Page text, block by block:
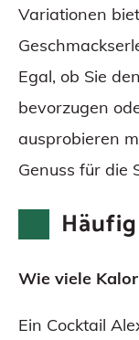
Variationen
Egal, ob Sie
bevorzugen
ausprobieren
Genuss für die
Wie viele
Ein Cocktail